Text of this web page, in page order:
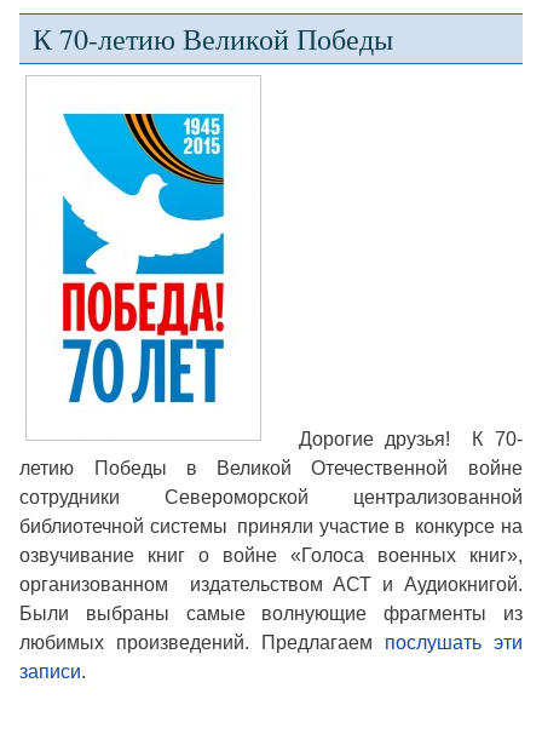
К 70-летию Великой Победы
Дорогие друзья! К 70-
летию Победы в Великой Отечественной войне
сотрудники Североморской централизованной
библиотечной системы приняли участие в конкурсе на
озвучивание книг о войне «Голоса военных книг»,
организованном издательством АСТ и Аудиокнигой.
Были выбраны самые волнующие фрагменты из
любимых произведений. Предлагаем послушать эти
записи.